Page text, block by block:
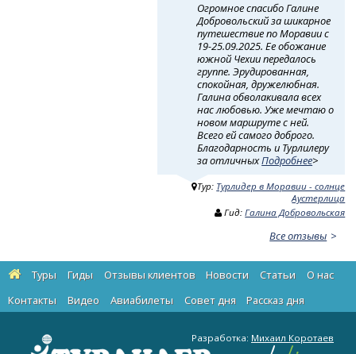
Огромное спасибо Галине
Добровольский за шикарное
путешествие по Моравии с
19-25.09.2025. Ее обожание
южной Чехии передалось
группе. Эрудированная,
спокойная, дружелюбная.
Галина обволакивала всех
нас любовью. Уже мечтаю о
новом маршруте с ней.
Всего ей самого доброго.
Благодарность и Турлилеру
за отличныхПодробнее>
Тур: Турлидер в Моравии - солнце
Аустерлица
Гид:Галина Добровольская
Все отзывы
Туры Гиды Отзывы клиентов Новости Статьи
О нас
Контакты
Видео Авиабилеты Cовет дня Рассказ дня
Разработка: Михаил Коротаев